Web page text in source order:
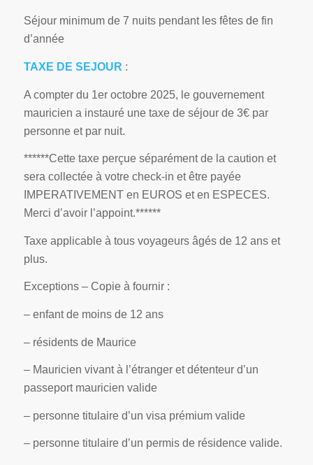
Séjour minimum de 7 nuits pendant les fêtes de fin
d’année
TAXE DE SEJOUR :
A compter du 1er octobre 2025, le gouvernement
mauricien a instauré une taxe de séjour de 3€ par
personne et par nuit.
******Cette taxe perçue séparément de la caution et
sera collectée à votre check-in et être payée
IMPERATIVEMENT en EUROS et en ESPECES.
Merci d’avoir l’appoint.******
Taxe applicable à tous voyageurs âgés de 12 ans et
plus.
Exceptions – Copie à fournir :
– enfant de moins de 12 ans
– résidents de Maurice
– Mauricien vivant à l’étranger et détenteur d’un
passeport mauricien valide
– personne titulaire d’un visa prémium valide
– personne titulaire d’un permis de résidence valide.